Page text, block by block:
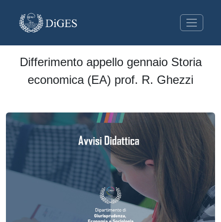
Differimento appello gennaio Storia
economica (EA) prof. R. Ghezzi